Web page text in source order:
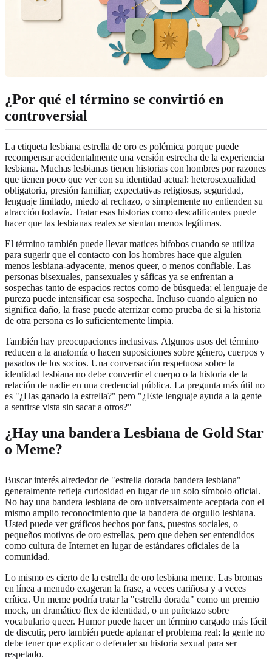
¿Por qué el término se convirtió en
controversial
La etiqueta lesbiana estrella de oro es polémica porque puede
recompensar accidentalmente una versión estrecha de la experiencia
lesbiana. Muchas lesbianas tienen historias con hombres por razones
que tienen poco que ver con su identidad actual: heterosexualidad
obligatoria, presión familiar, expectativas religiosas, seguridad,
lenguaje limitado, miedo al rechazo, o simplemente no entienden su
atracción todavía. Tratar esas historias como descalificantes puede
hacer que las lesbianas reales se sientan menos legítimas.
El término también puede llevar matices bifobos cuando se utiliza
para sugerir que el contacto con los hombres hace que alguien
menos lesbiana-adyacente, menos queer, o menos confiable. Las
personas bisexuales, pansexuales y sáficas ya se enfrentan a
sospechas tanto de espacios rectos como de búsqueda; el lenguaje de
pureza puede intensificar esa sospecha. Incluso cuando alguien no
significa daño, la frase puede aterrizar como prueba de si la historia
de otra persona es lo suficientemente limpia.
También hay preocupaciones inclusivas. Algunos usos del término
reducen a la anatomía o hacen suposiciones sobre género, cuerpos y
pasados de los socios. Una conversación respetuosa sobre la
identidad lesbiana no debe convertir el cuerpo o la historia de la
relación de nadie en una credencial pública. La pregunta más útil no
es "¿Has ganado la estrella?" pero "¿Este lenguaje ayuda a la gente
a sentirse vista sin sacar a otros?"
¿Hay una bandera Lesbiana de Gold Star
o Meme?
Buscar interés alrededor de "estrella dorada bandera lesbiana"
generalmente refleja curiosidad en lugar de un solo símbolo oficial.
No hay una bandera lesbiana de oro universalmente aceptada con el
mismo amplio reconocimiento que la bandera de orgullo lesbiana.
Usted puede ver gráficos hechos por fans, puestos sociales, o
pequeños motivos de oro estrellas, pero que deben ser entendidos
como cultura de Internet en lugar de estándares oficiales de la
comunidad.
Lo mismo es cierto de la estrella de oro lesbiana meme. Las bromas
en línea a menudo exageran la frase, a veces cariñosa y a veces
crítica. Un meme podría tratar la "estrella dorada" como un premio
mock, un dramático flex de identidad, o un puñetazo sobre
vocabulario queer. Humor puede hacer un término cargado más fácil
de discutir, pero también puede aplanar el problema real: la gente no
debe tener que explicar o defender su historia sexual para ser
respetado.